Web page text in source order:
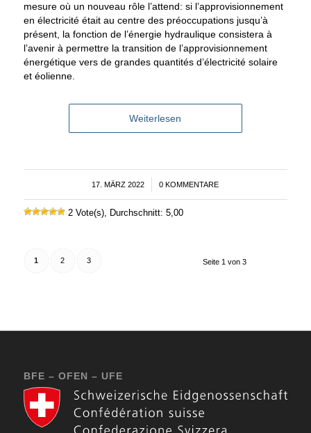
mesure où un nouveau rôle l’attend: si l’approvisionnement
en électricité était au centre des préoccupations jusqu’à
présent, la fonction de l’énergie hydraulique consistera à
l’avenir à permettre la transition de l’approvisionnement
énergétique vers de grandes quantités d’électricité solaire
et éolienne.
Weiterlesen
17. MÄRZ 2022
/ 0 KOMMENTARE
2 Vote(s), Durchschnitt: 5,00
Seite 1 von 3
1 2 3
BFE – OFEN – UFE